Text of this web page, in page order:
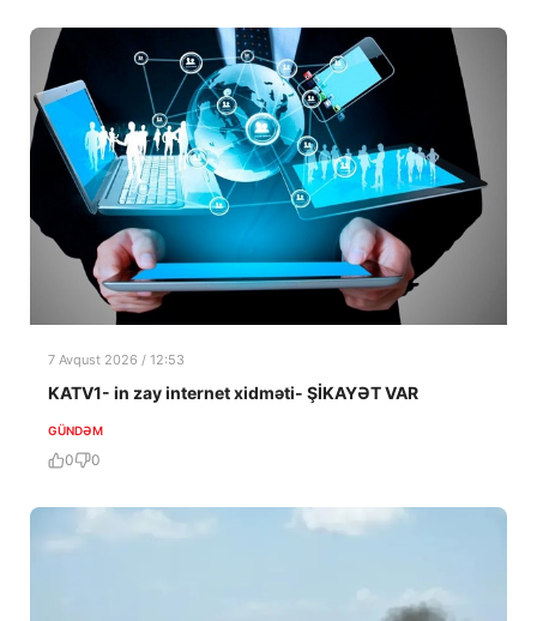
7 Avqust 2026 / 12:53
KATV1- in zay internet xidməti- ŞİKAYƏT VAR
GÜNDƏM
0 0